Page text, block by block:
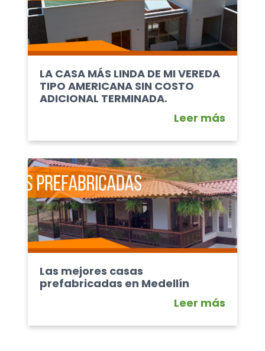
LA CASA MÁS LINDA DE MI VEREDA
TIPO AMERICANA SIN COSTO
ADICIONAL TERMINADA.
Leer más
Las mejores casas
prefabricadas en Medellín
Leer más